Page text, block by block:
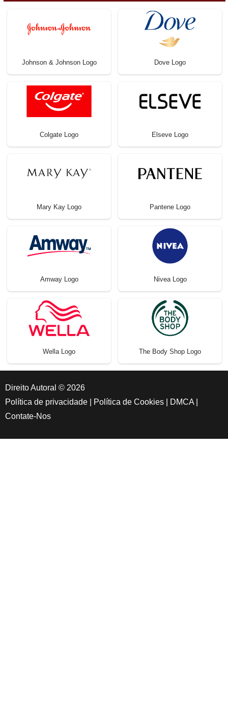
Johnson & Johnson Logo Dove Logo
Colgate Logo Elseve Logo
Mary Kay Logo Pantene Logo
Amway Logo Nivea Logo
Wella Logo The Body Shop Logo
Direito Autoral © 2026
Política de privacidade
Política de Cookies DMCA|
Contate-Nos